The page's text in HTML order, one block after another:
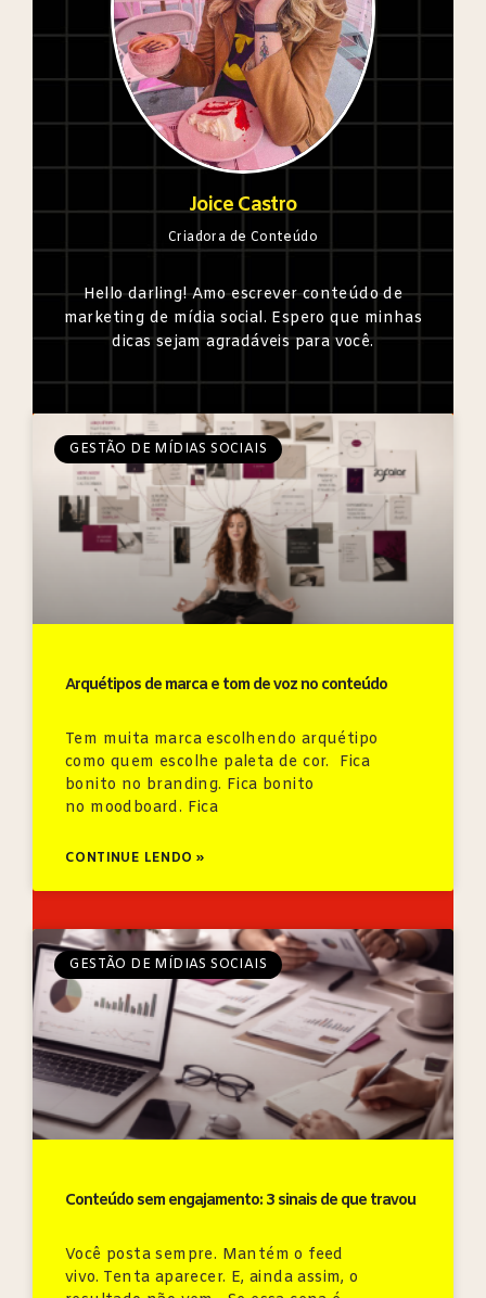
Joice Castro
Criadora de Conteúdo
Hello darling! Amo escrever conteúdo de
marketing de mídia social. Espero que minhas
dicas sejam agradáveis para você.
GESTÃO DE MÍDIAS SOCIAIS
Arquétipos de marca e tom de voz no conteúdo
Tem muita marca escolhendo arquétipo
como quem escolhe paleta de cor. Fica
bonito no branding. Fica bonito
no moodboard. Fica
CONTINUE LENDO »
GESTÃO DE MÍDIAS SOCIAIS
Conteúdo sem engajamento: 3 sinais de que travou
Você posta sempre. Mantém o feed
vivo. Tenta aparecer. E, ainda assim, o